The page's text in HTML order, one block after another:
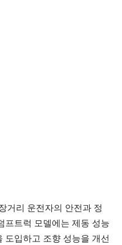
거리 운전자의 안전과 정
프트럭 모델에는 제동 성능
도입하고 조향 성능을 개선